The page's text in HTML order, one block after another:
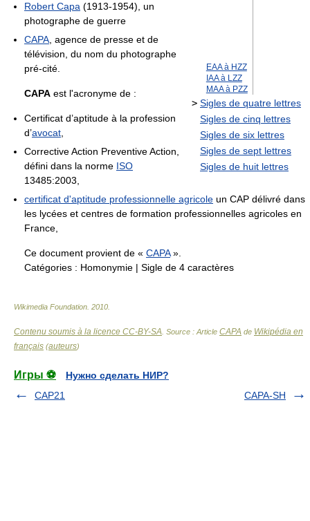
EAA à HZZ
IAA à LZZ
MAA à PZZ
> Sigles de quatre lettres
Sigles de cinq lettres
Sigles de six lettres
Sigles de sept lettres
Sigles de huit lettres
Robert Capa (1913-1954), un
photographe de guerre
CAPA , agence de presse et de
télévision, du nom du photographe
pré-cité.
CAPA est l'acronyme de :
Certificat d’aptitude à la profession
d’avocat
Corrective Action Preventive Action,
défini dans la norme ISO
13485:2003,
certificat d'aptitude professionnelle agricole un CAP délivré dans
les lycées et centres de formation professionnelles agricoles en
France,
Ce document provient de « CAPA».
Catégories : Homonymie | Sigle de 4 caractères
Wikimedia Foundation 2010
Contenu soumis à la licence CC-BY-SA . Source : Article CAPA de Wikipédia en
français (auteurs)
Игры ⚽
Нужно сделать НИР?
CAP21
CAPA-SH